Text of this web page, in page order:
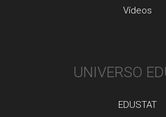
Vídeos
UNIVERSO
EDUSTAT